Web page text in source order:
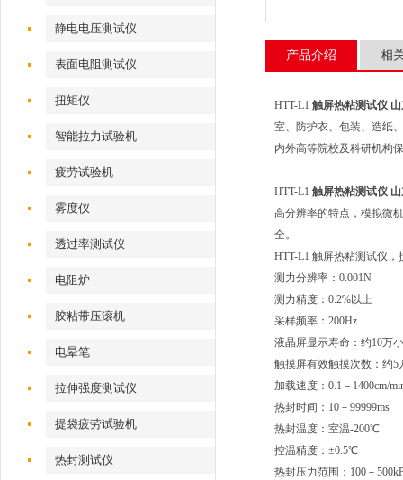
静电电压测试仪
表面电阻测试仪
扭矩仪
智能拉力试验机
疲劳试验机
雾度仪
透过率测试仪
电阻炉
胶粘带压滚机
电晕笔
拉伸强度测试仪
提袋疲劳试验机
热封测试仪
产品介绍 相
HTT-L1 触屏热粘测试仪
室、防护衣、包装、造纸
内外高等院校及科研机构
HTT-L1 触屏热粘测试仪
高分辨率的特点，模拟微
全。
HTT-L1 触屏热粘测试仪，
测力分辨率：0.001N
测力精度：0.2%以上
采样频率：200Hz
液晶屏显示寿命：约10万
触摸屏有效触摸次数：约5
加载速度：0.1－1400cm/
热封时间：10－99999ms
热封温度：室温-200℃
控温精度：±0.5℃
热封压力范围：100－